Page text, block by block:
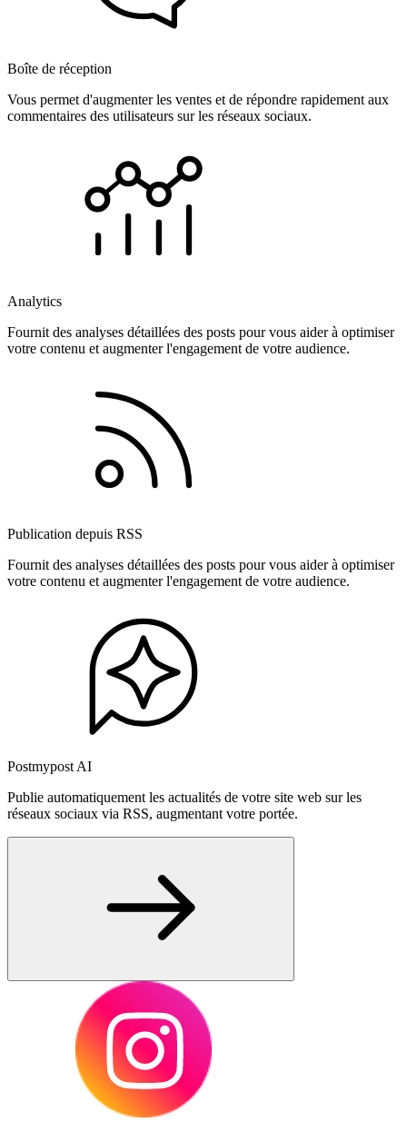
Boîte de réception
Vous permet d'augmenter les ventes et de répondre rapidement aux
commentaires des utilisateurs sur les réseaux sociaux.
Analytics
Fournit des analyses détaillées des posts pour vous aider à optimiser
votre contenu et augmenter l'engagement de votre audience.
Publication depuis RSS
Fournit des analyses détaillées des posts pour vous aider à optimiser
votre contenu et augmenter l'engagement de votre audience.
Postmypost AI
Publie automatiquement les actualités de votre site web sur les
réseaux sociaux via RSS, augmentant votre portée.